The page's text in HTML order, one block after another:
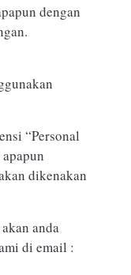
dengan
“Personal
dikenakan
anda
di email :